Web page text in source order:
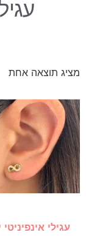
מציג תוצאה אחת
עגילי